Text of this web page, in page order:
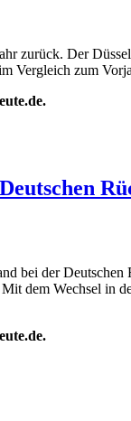
zurück. Der
Vergleich zum
bei der
dem Wechsel in